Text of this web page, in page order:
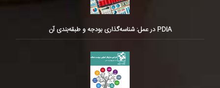
PDIA در عمل: شناسه‌گذاری بودجه و طبقه‌بندی آن